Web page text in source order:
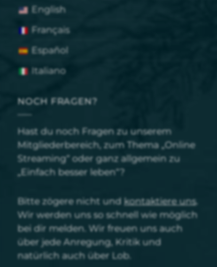
English
Français
Español
Italiano
NOCH FRAGEN?
Hast du noch Fragen zu unserem
Mitgliederbereich, zum Thema „Online
Streaming“ oder ganz allgemein zu
„Einfach besser leben“?
Bitte zögere nicht und kontaktiere uns.
Wir werden uns so schnell wie möglich
bei dir melden. Wir freuen uns auch
über jede Anregung, Kritik und
natürlich auch über Lob.